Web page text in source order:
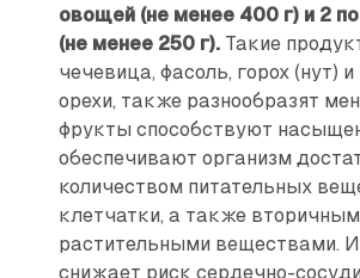
овощей (не менее 400 г) и 2
(не менее 250 г).Такие
чечевица, фасоль, горох (нут)
орехи, также разнообразят
фрукты способствуют
обеспечивают организм
количеством питательных
клетчатки, а также
растительными веществами.
снижает риск сердечно-